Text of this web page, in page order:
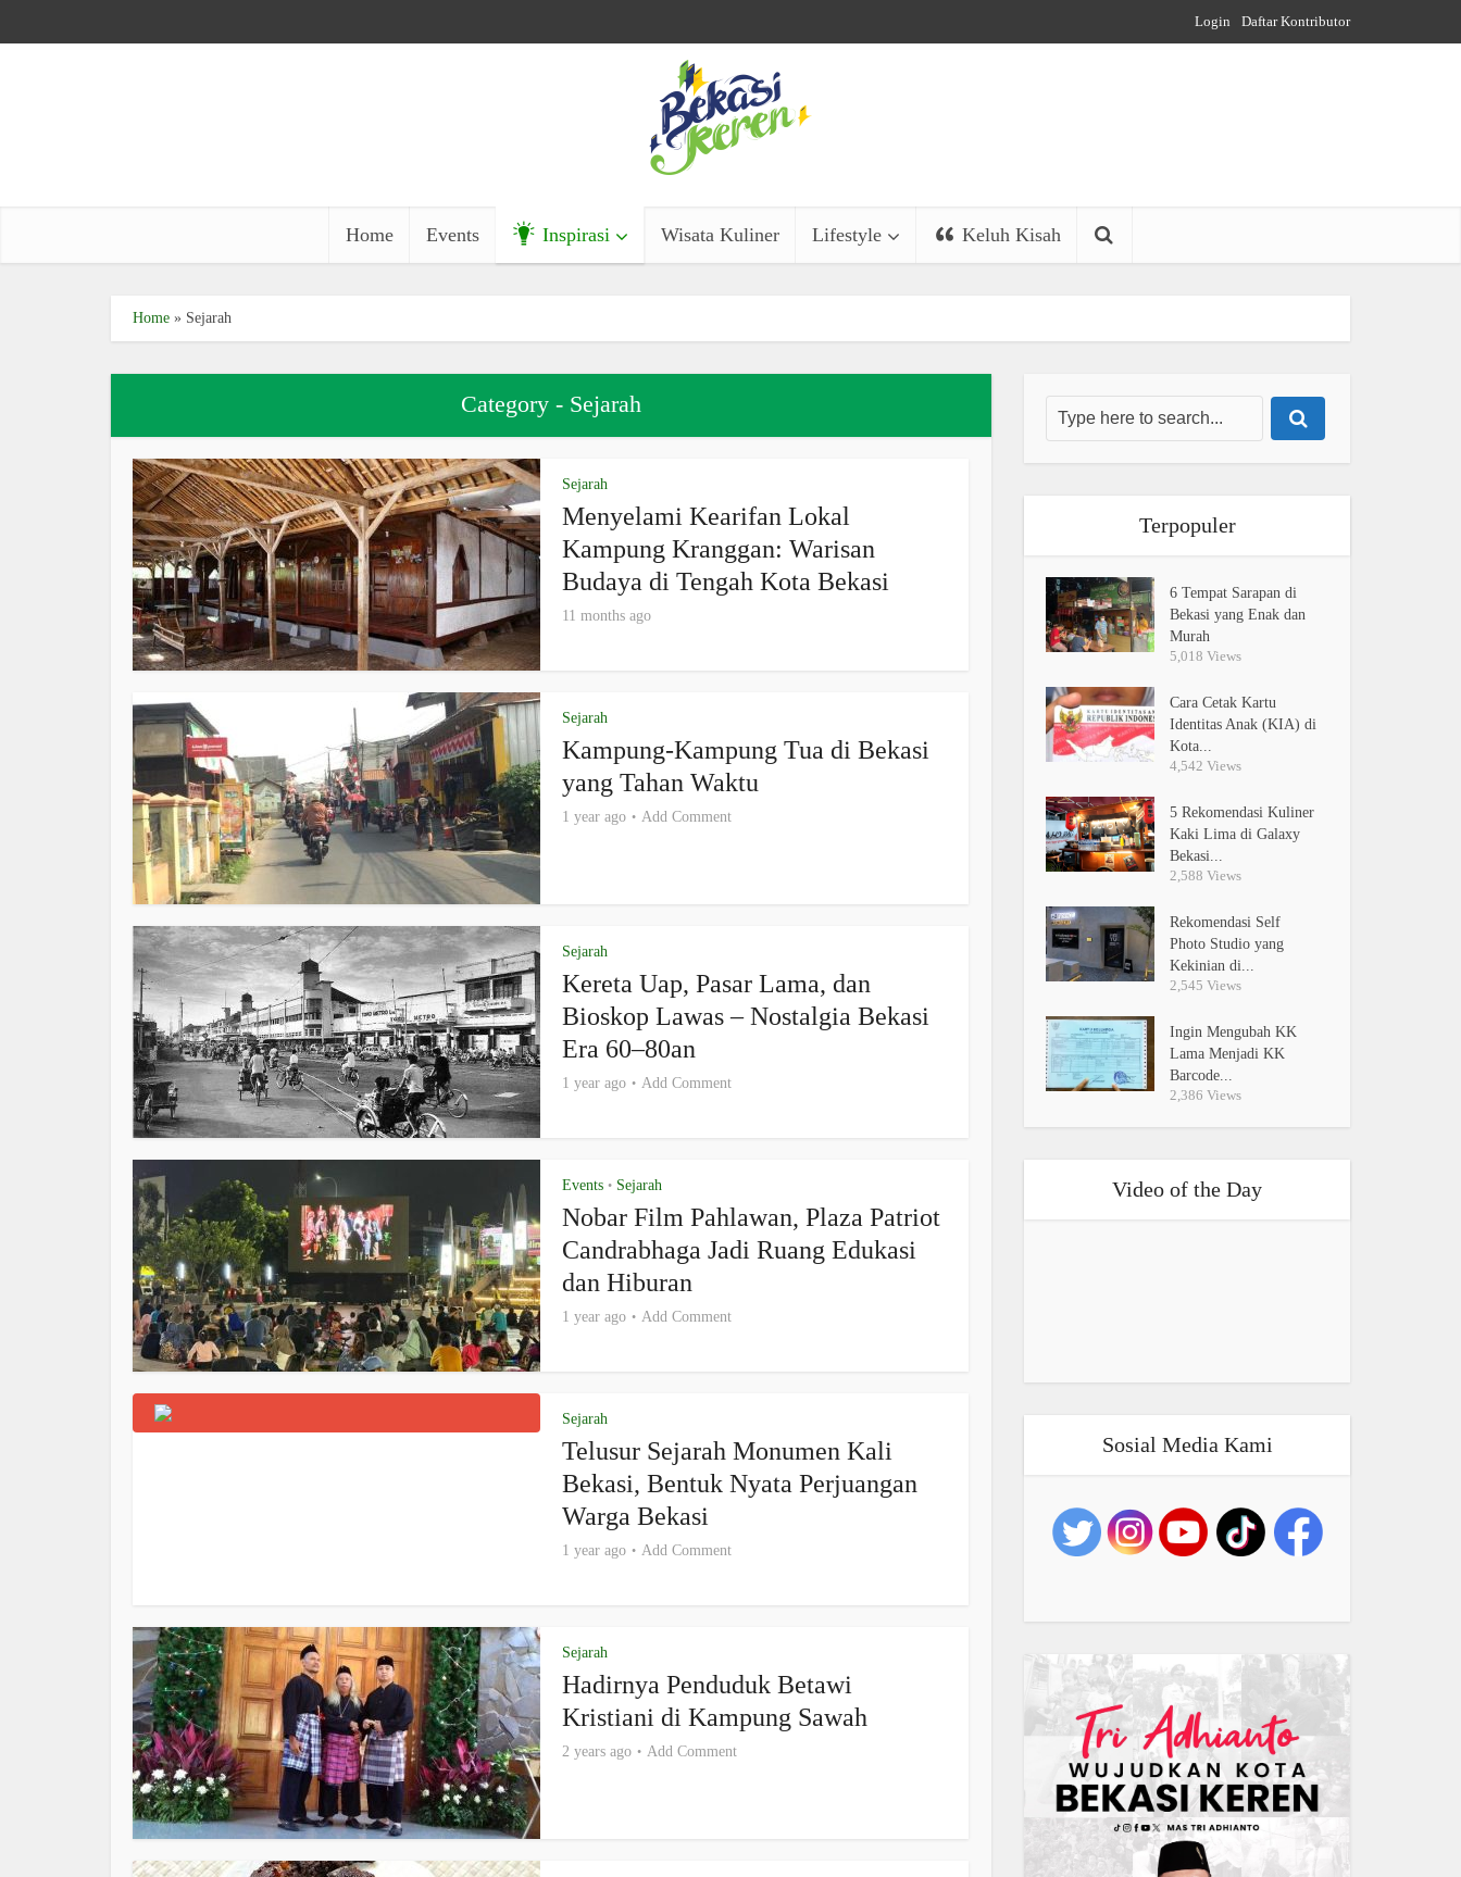
Login Daftar Kontributor
Home Events Inspirasi Wisata Kuliner Lifestyle Keluh Kisah
Home » Sejarah
Category - Sejarah
Sejarah
Menyelami Kearifan Lokal
Kampung Kranggan: Warisan
Budaya di Tengah Kota Bekasi
11 months ago
Sejarah
Kampung-Kampung Tua di Bekasi
yang Tahan Waktu
1 year ago Add Comment
Sejarah
Kereta Uap, Pasar Lama, dan
Bioskop Lawas – Nostalgia Bekasi
Era 60–80an
1 year ago Add Comment
Events • Sejarah
Nobar Film Pahlawan, Plaza Patriot
Candrabhaga Jadi Ruang Edukasi
dan Hiburan
1 year ago Add Comment
Sejarah
Telusur Sejarah Monumen Kali
Bekasi, Bentuk Nyata Perjuangan
Warga Bekasi
1 year ago Add Comment
Sejarah
Hadirnya Penduduk Betawi
Kristiani di Kampung Sawah
2 years ago Add Comment
Terpopuler
6 Tempat Sarapan di
Bekasi yang Enak dan
Murah
5,018 Views
Cara Cetak Kartu
Identitas Anak (KIA) di
Kota...
4,542 Views
5 Rekomendasi Kuliner
Kaki Lima di Galaxy
Bekasi...
2,588 Views
Rekomendasi Self
Photo Studio yang
Kekinian di...
2,545 Views
Ingin Mengubah KK
Lama Menjadi KK
Barcode...
2,386 Views
Video of the Day
Sosial Media Kami